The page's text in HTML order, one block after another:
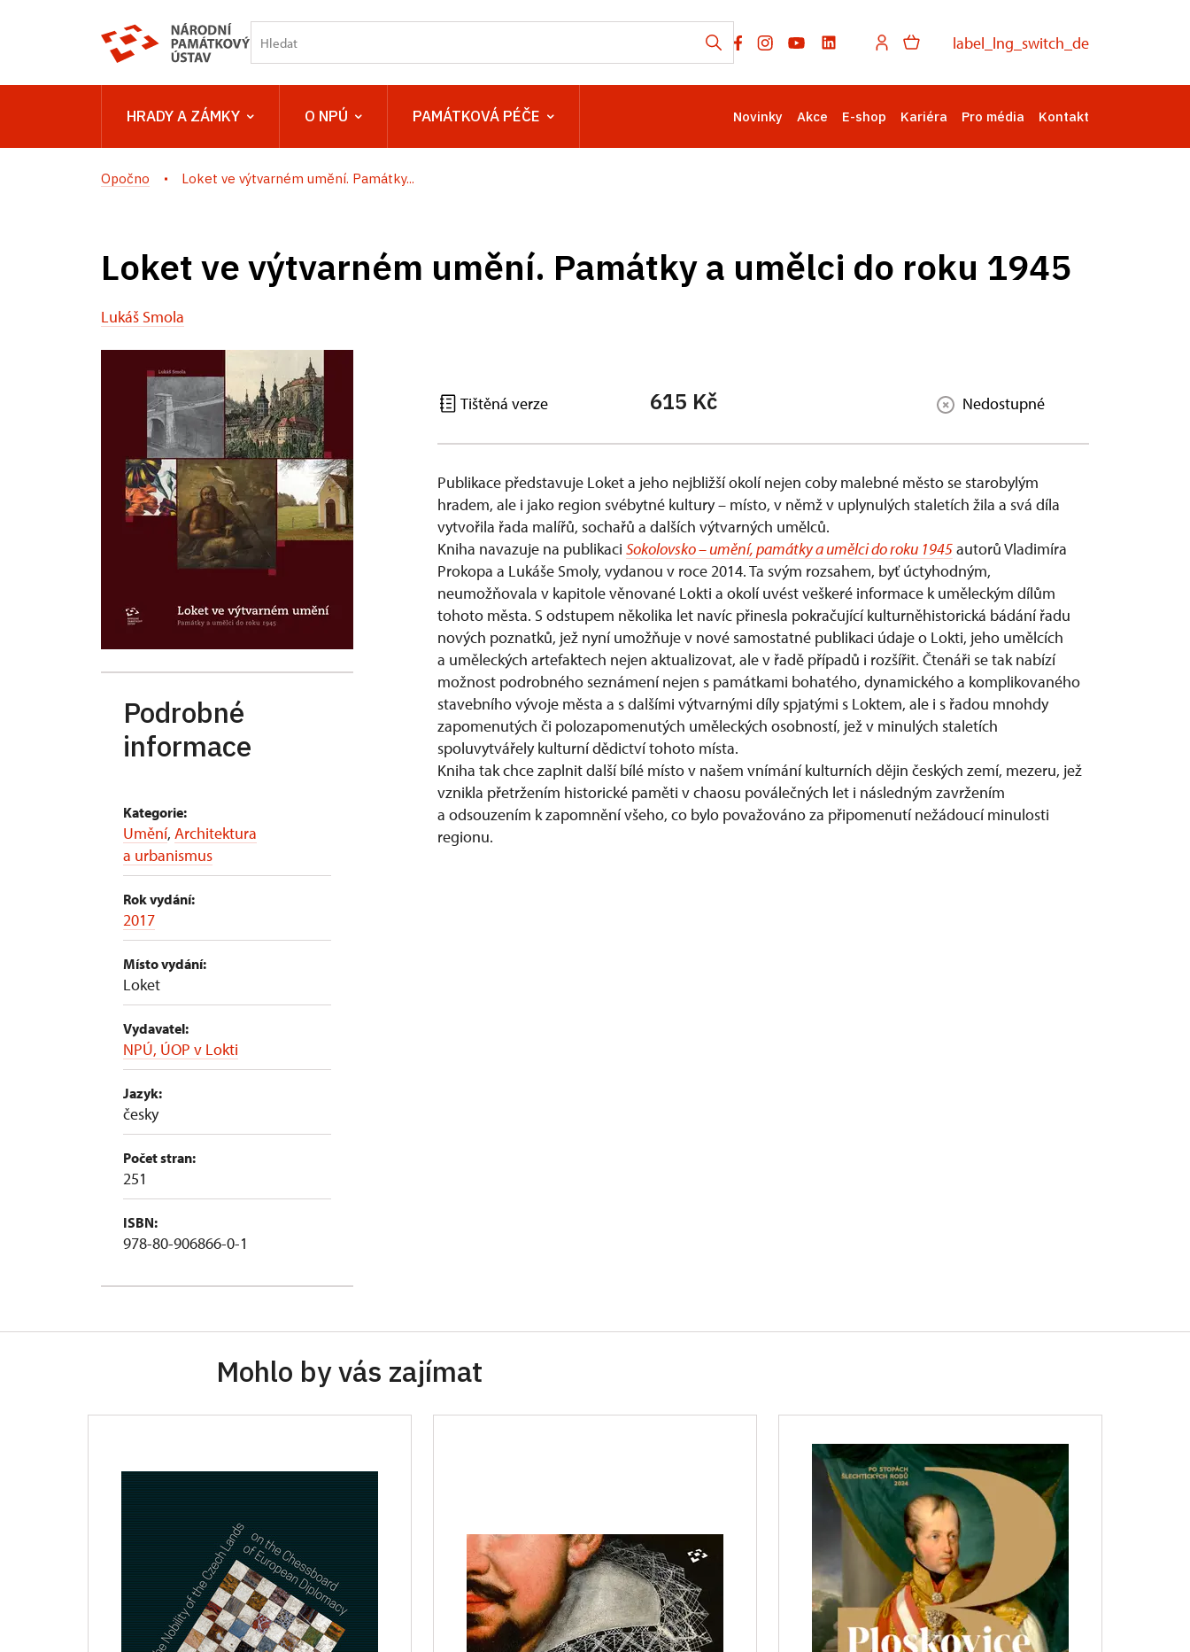
label_lng_switch_de
HRADY A ZÁMKY O NPÚ PAMÁTKOVÁ PÉČE Novinky Akce E-shop Kariéra Pro média Kontakt
Opočno Loket ve výtvarném umění. Památky...
Loket ve výtvarném umění. Památky a umělci do roku 1945
Lukáš Smola
Podrobné
informace
Kategorie:
Umění, Architektura
a urbanismus
Rok vydání:
2017
Místo vydání:
Loket
Vydavatel:
NPÚ, ÚOP v Lokti
Jazyk:
česky
Počet stran:
251
ISBN:
978-80-906866-0-1
Tištěná verze 615 Kč Nedostupné
Publikace představuje Loket a jeho nejbližší okolí nejen coby malebné město se starobylým
hradem, ale i jako region svébytné kultury – místo, v němž v uplynulých staletích žila a svá díla
vytvořila řada malířů, sochařů a dalších výtvarných umělců.
Kniha navazuje na publikaci Sokolovsko – umění, památky a umělci do roku 1945autorů Vladimíra
Prokopa a Lukáše Smoly, vydanou v roce 2014. Ta svým rozsahem, byť úctyhodným,
neumožňovala v kapitole věnované Lokti a okolí uvést veškeré informace k uměleckým dílům
tohoto města. S odstupem několika let navíc přinesla pokračující kulturněhistorická bádání řadu
nových poznatků, jež nyní umožňuje v nové samostatné publikaci údaje o Lokti, jeho umělcích
a uměleckých artefaktech nejen aktualizovat, ale v řadě případů i rozšířit. Čtenáři se tak nabízí
možnost podrobného seznámení nejen s památkami bohatého, dynamického a komplikovaného
stavebního vývoje města a s dalšími výtvarnými díly spjatými s Loktem, ale i s řadou mnohdy
zapomenutých či polozapomenutých uměleckých osobností, jež v minulých staletích
spoluvytvářely kulturní dědictví tohoto místa.
Kniha tak chce zaplnit další bílé místo v našem vnímání kulturních dějin českých zemí, mezeru, jež
vznikla přetržením historické paměti v chaosu poválečných let i následným zavržením
a odsouzením k zapomnění všeho, co bylo považováno za připomenutí nežádoucí minulosti
regionu.
Mohlo by vás zajímat